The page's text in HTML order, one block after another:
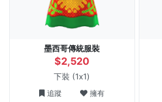
墨西哥傳統服裝
$2,520
下裝 (1x1)
追蹤 擁有